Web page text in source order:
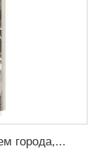
города,...